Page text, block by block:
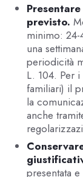
previsto.
minimo:
una
periodicità
L. 104. Per
familiari) il
la
anche
presentata